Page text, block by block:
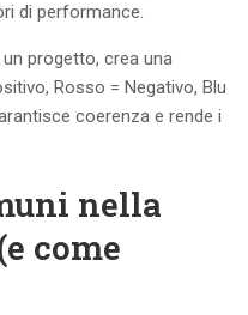
di performance.
un progetto, crea una
Rosso = Negativo, Blu
coerenza e rende i
nella
come